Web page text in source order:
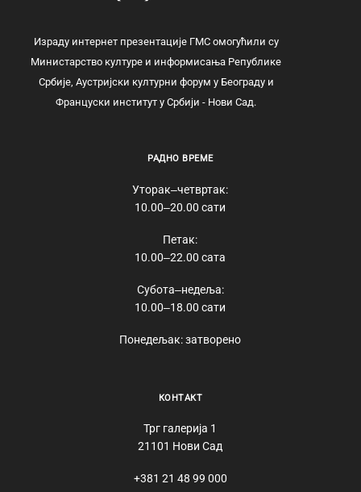
Израду интернет презентације ГМС омогућили су
Министарство културе и информисања Републике
Србије, Аустријски културни форум у Београду и
Француски институт у Србији - Нови Сад.
РАДНО ВРЕМЕ
Уторак‒четвртак:
10.00‒20.00 сати
Петак:
10.00‒22.00 сата
Субота‒недеља:
10.00‒18.00 сати
Понедељак: затворено
КОНТАКТ
Трг галерија 1
21101 Нови Сад
+381 21 48 99 000